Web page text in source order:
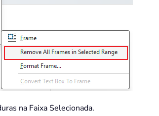
na Faixa Selecionada.